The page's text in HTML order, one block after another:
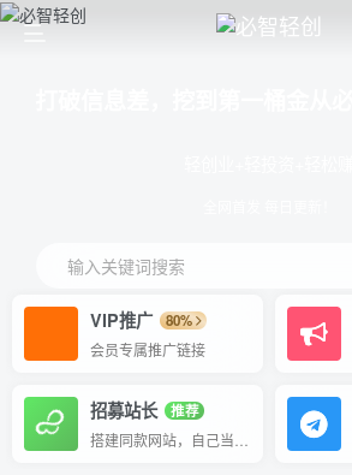
输入关键词搜索
VIP推广
80%
会员专属推广链接
招募站长
推荐